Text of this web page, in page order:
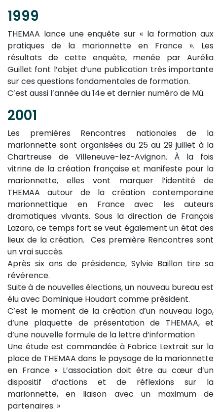
1999
THEMAA lance une enquête sur « la formation aux
pratiques de la marionnette en France ». Les
résultats de cette enquête, menée par Aurélia
Guillet font l’objet d’une publication très importante
sur ces questions fondamentales de formation.
C’est aussi l’année du 14e et dernier numéro de Mû.
2001
Les premières Rencontres nationales de la
marionnette sont organisées du 25 au 29 juillet à la
Chartreuse de Villeneuve-lez-Avignon. À la fois
vitrine de la création française et manifeste pour la
marionnette, elles vont marquer l’identité de
THEMAA autour de la création contemporaine
marionnettique en France avec les auteurs
dramatiques vivants. Sous la direction de François
Lazaro, ce temps fort se veut également un état des
lieux de la création. Ces première Rencontres sont
un vrai succès.
Après six ans de présidence, Sylvie Baillon tire sa
révérence.
Suite à de nouvelles élections, un nouveau bureau est
élu avec Dominique Houdart comme président.
C’est le moment de la création d’un nouveau logo,
d’une plaquette de présentation de THEMAA, et
d’une nouvelle formule de la lettre d’information
Une étude est commandée à Fabrice Lextrait sur la
place de THEMAA dans le paysage de la marionnette
en France « L’association doit être au cœur d’un
dispositif d’actions et de réflexions sur la
marionnette, en liaison avec un maximum de
partenaires. »